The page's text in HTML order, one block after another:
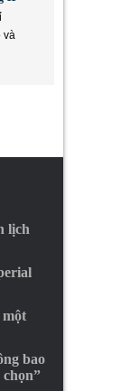
và
lịch
bao